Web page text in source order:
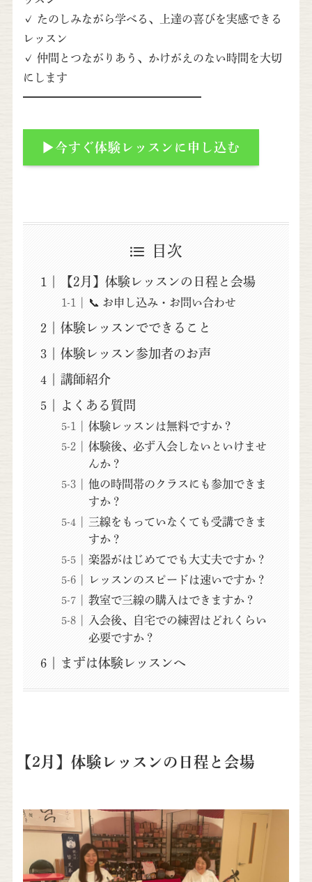
✓ たのしみながら学べる、上達の喜びを実感できる
レッスン
✓ 仲間とつながりあう、かけがえのない時間を大切
にします
━━━━━━━━━━━━━━━━
▶今すぐ体験レッスンに申し込む
目次
【2月】体験レッスンの日程と会場
📞 お申し込み・お問い合わせ
体験レッスンでできること
体験レッスン参加者のお声
講師紹介
よくある質問
体験レッスンは無料ですか？
体験後、必ず入会しないといけませ
んか？
他の時間帯のクラスにも参加できま
すか？
三線をもっていなくても受講できま
すか？
楽器がはじめてでも大丈夫ですか？
レッスンのスピードは速いですか？
教室で三線の購入はできますか？
入会後、自宅での練習はどれくらい
必要ですか？
まずは体験レッスンへ
【2月】体験レッスンの日程と会場